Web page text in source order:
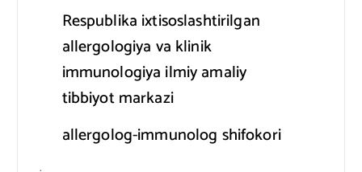
Respublika ixtisoslashtirilgan
allergologiya va klinik
immunologiya ilmiy amaliy
tibbiyot markazi
allergolog-immunolog shifokori